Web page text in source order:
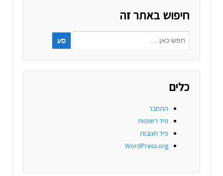
חיפוש באתר זה
כלים
התחבר
פיד רשומות
פיד תגובות
WordPress.org